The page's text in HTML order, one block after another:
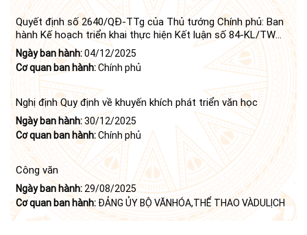
Quyết định số 2640/QĐ-TTg của Thủ tướng Chính phủ: Ban
hành Kế hoạch triển khai thực hiện Kết luận số 84-KL/TW
ngày 21 tháng 6 năm 2024 của Bộ Chính trị tiếp tục thực
hiện Nghị quyết số 23-NQ/TW ngày 16 tháng 6 năm 2008
của Bộ Chính trị (khóa X) về "tiếp tục xây dựng và phát triển
văn học, nghệ thuật trong thời kỳ mới"
Ngày ban hành:04/12/2025
Cơ quan ban hành:Chính phủ
Nghị định Quy định về khuyến khích phát triển văn học
Ngày ban hành:30/12/2025
Cơ quan ban hành:Chính phủ
Công văn
Ngày ban hành: 29/08/2025
Cơ quan ban hành: ĐẢNG ỦY BỘ VĂNHÓA,THỂ THAO VÀDULỊCH